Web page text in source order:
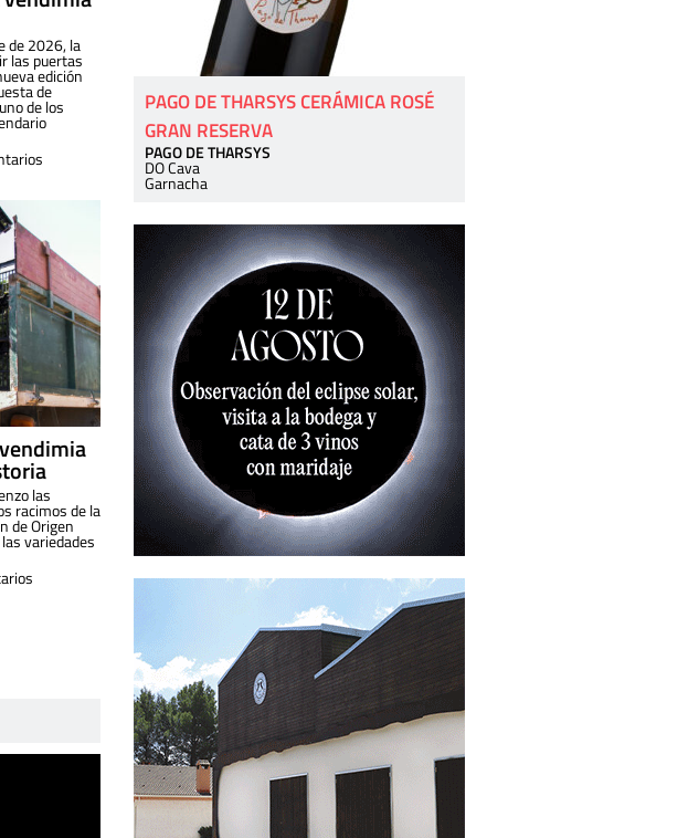
de 2026, la
las puertas
edición
de
de los
las
racimos de la
de Origen
variedades
PAGO DE THARSYS CERÁMICA ROSÉ
GRAN RESERVA
PAGO DE THARSYS
DO Cava
Garnacha